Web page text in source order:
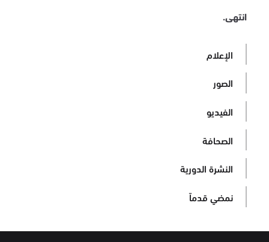
انتهى.
الإعلام
الصور
الفيديو
الصحافة
النشرة الدورية
نمضي قدماً